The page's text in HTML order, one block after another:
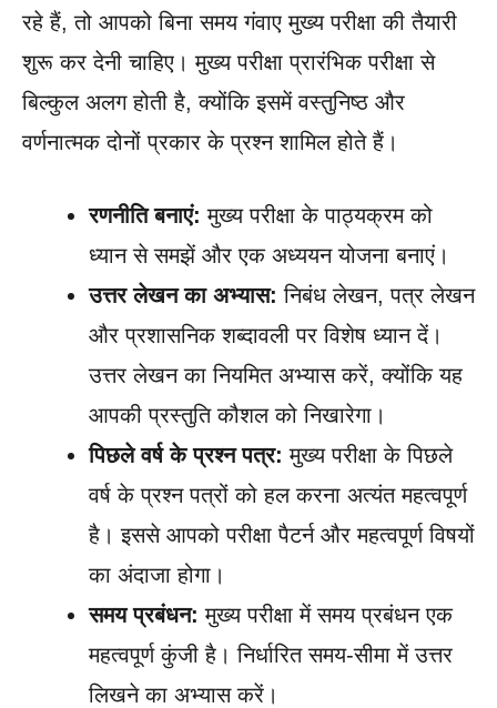
रहे हैं, तो आपको बिना समय गंवाए मुख्य परीक्षा की तैयारी
शुरू कर देनी चाहिए। मुख्य परीक्षा प्रारंभिक परीक्षा से
बिल्कुल अलग होती है, क्योंकि इसमें वस्तुनिष्ठ और
वर्णनात्मक दोनों प्रकार के प्रश्न शामिल होते हैं।
रणनीति बनाएं: मुख्य परीक्षा के पाठ्यक्रम को
ध्यान से समझें और एक अध्ययन योजना बनाएं।
उत्तर लेखन का अभ्यास: निबंध लेखन, पत्र लेखन
और प्रशासनिक शब्दावली पर विशेष ध्यान दें।
उत्तर लेखन का नियमित अभ्यास करें, क्योंकि यह
आपकी प्रस्तुति कौशल को निखारेगा।
पिछले वर्ष के प्रश्न पत्र: मुख्य परीक्षा के पिछले
वर्ष के प्रश्न पत्रों को हल करना अत्यंत महत्वपूर्ण
है। इससे आपको परीक्षा पैटर्न और महत्वपूर्ण विषयों
का अंदाजा होगा।
समय प्रबंधन: मुख्य परीक्षा में समय प्रबंधन एक
महत्वपूर्ण कुंजी है। निर्धारित समय-सीमा में उत्तर
लिखने का अभ्यास करें।